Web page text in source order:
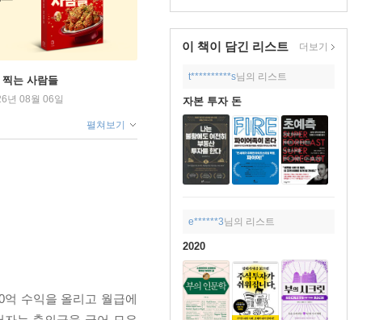
이 책이 담긴 리스트 더보기
t**********s님의 리스트
자본 투자 돈
e******3님의 리스트
2020
는 사람들
년 08월 06일
펼쳐보기
수익을 올리고 월급에